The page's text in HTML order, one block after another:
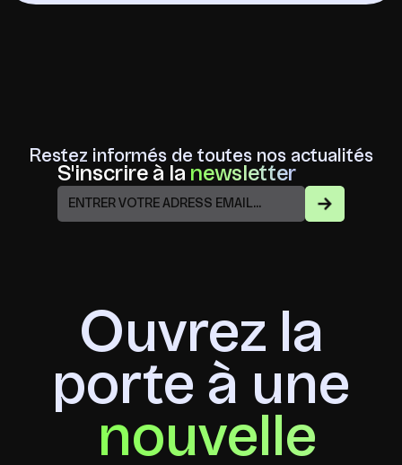
Restez informés de toutes nos actualités
S'inscrire à la newsletter
Ouvrez la
porte à une
nouvelle